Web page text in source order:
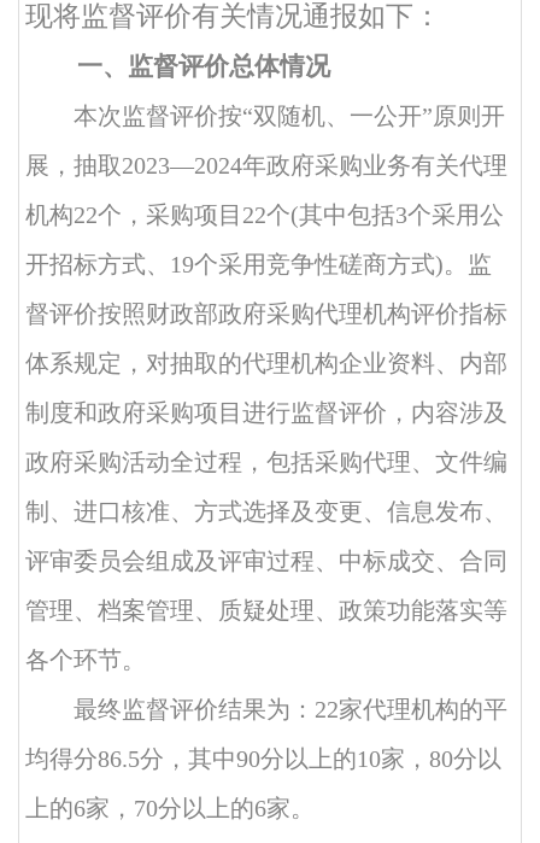
现将监督评价有关情况通报如下：
一、 监督评价总体情况
本次监督评价按“双随机、一公开”原则开
展， 抽取2023—2024年政府采购业务有关代理
机构22个，采购项目22个(其中包括3个采用公
开招标方式、19个采用竞争性磋商方式)。监
督评价按照财政部政府采购代理机构评价指标
体系规定，对抽取的代理机构企业资料、内部
制度和政府采购项目进行监督评价，内容涉及
政府采购活动全过程，包括采购代理、文件编
制、进口核准、方式选择及变更、信息发布、
评审委员会组成及评审过程、中标成交、合同
管理、档案管理、质疑处理、政策功能落实等
各个环节。
最终监督评价结果为： 22家代理机构的平
均得分86.5分，其中90分以上的10家，80分以
上的6家，70分以上的6家。